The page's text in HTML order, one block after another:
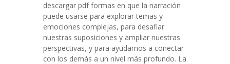
descargar pdf formas en que la narración
puede usarse para explorar temas y
emociones complejas, para desafiar
nuestras suposiciones y ampliar nuestras
perspectivas, y para ayudarnos a conectar
con los demás a un nivel más profundo. La